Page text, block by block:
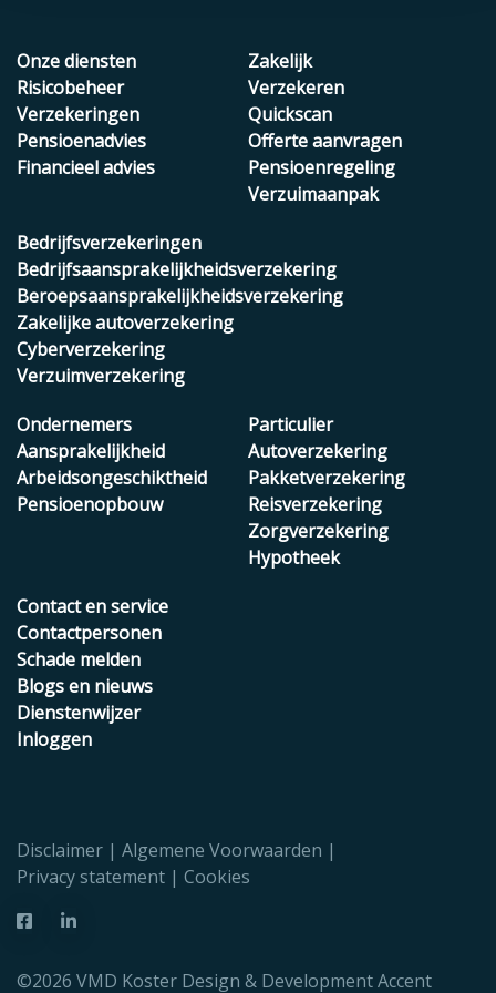
Onze diensten
Risicobeheer
Verzekeringen
Pensioenadvies
Financieel advies
Zakelijk
Verzekeren
Quickscan
Offerte aanvragen
Pensioenregeling
Verzuimaanpak
Bedrijfsverzekeringen
Bedrijfsaansprakelijkheidsverzekering
Beroepsaansprakelijkheidsverzekering
Zakelijke autoverzekering
Cyberverzekering
Verzuimverzekering
Ondernemers
Aansprakelijkheid
Arbeidsongeschiktheid
Pensioenopbouw
Particulier
Autoverzekering
Pakketverzekering
Reisverzekering
Zorgverzekering
Hypotheek
Contact en service
Contactpersonen
Schade melden
Blogs en nieuws
Dienstenwijzer
Inloggen
©2026 VMD Koster Design & DevelopmentAccent
Disclaimer
Algemene Voorwaarden
Privacy statement
Cookies